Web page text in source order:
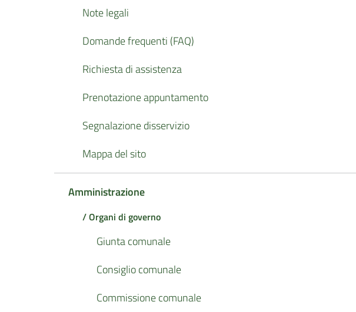
Note legali
Domande frequenti (FAQ)
Richiesta di assistenza
Prenotazione appuntamento
Segnalazione disservizio
Mappa del sito
Amministrazione
/ Organi di governo
Giunta comunale
Consiglio comunale
Commissione comunale